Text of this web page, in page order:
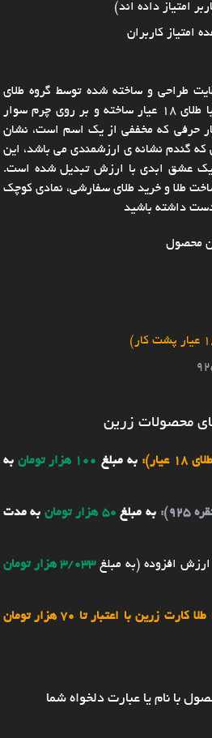
امتیاز کاربران
طراحی و ساخته شده توسط گروه طلای
زرین. این دستبند چرم و طلا با طلای 18 عیار ساخته و بر روی چرم سوار
حرفی که مخففی از یک اسم است، نشان
که گندم نشانه ی ارزشمندی می باشد، این
یک عشق ابدی با ارزش تبدیل شده است.
طلا و خرید طلای سفارشی، نمادی کوچک
داشته باشید
محصول
محصولات زرین
به مبلغ 100 هزار تومان
به
به مبلغ 50 هزار تومان
به مدت
3/033 هزار تومان
زرین با اعتبار تا 70 هزار تومان
با نام یا عبارت دلخواه شما